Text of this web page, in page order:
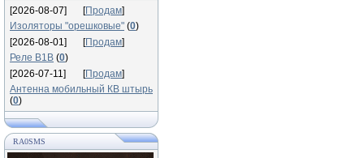
[2026-08-07] [Продам]
Изоляторы "орешковые" (0)
[2026-08-01]
[Продам]
Реле В1В (0)
[2026-07-11]
[Продам]
Антенна мобильный КВ штырь
(0)
RA0SMS